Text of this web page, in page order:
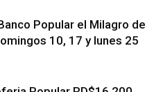
Popular el Milagro de
10, 17 y lunes 25